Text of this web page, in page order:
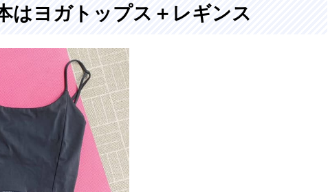
はヨガトップス＋レギンス